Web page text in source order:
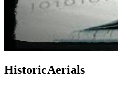
HistoricAerials